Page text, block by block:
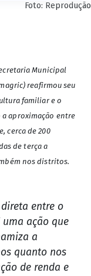
Foto: Reprodução
Municipal
reafirmou seu
familiar e o
aproximação entre
cerca de 200
de terça a
nos distritos.
entre o
uma ação que
a
quanto nos
de renda e